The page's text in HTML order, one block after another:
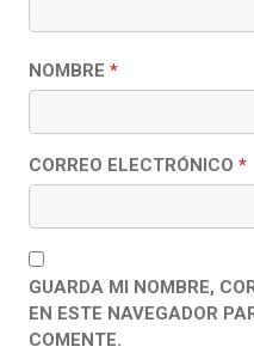
NOMBRE *
CORREO ELECTRÓNICO *
GUARDA MI NOMBRE,
EN ESTE NAVEGADOR
COMENTE.